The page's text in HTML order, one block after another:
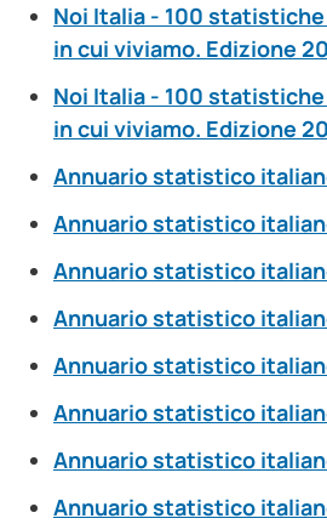
Noi Italia - 100
in cui viviamo. Edizione
Noi Italia - 100
in cui viviamo. Edizione
Annuario statistico
Annuario statistico
Annuario statistico
Annuario statistico
Annuario statistico
Annuario statistico
Annuario statistico
Annuario statistico